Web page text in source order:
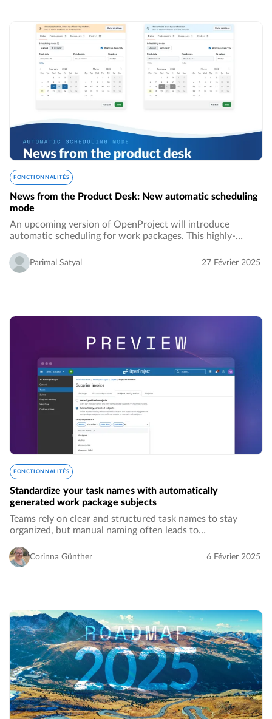
FONCTIONNALITÉS
News from the Product Desk: New automatic scheduling
mode
An upcoming version of OpenProject will introduce
automatic scheduling for work packages. This highly-
complex predecessor/successor relations a lot…
Parimal Satyal 27 Février 2025
FONCTIONNALITÉS
Standardize your task names with automatically
generated work package subjects
Teams rely on clear and structured task names to stay
organized, but manual naming often leads to
generated work package subjects, ensures work packages…
Corinna Günther 6 Février 2025